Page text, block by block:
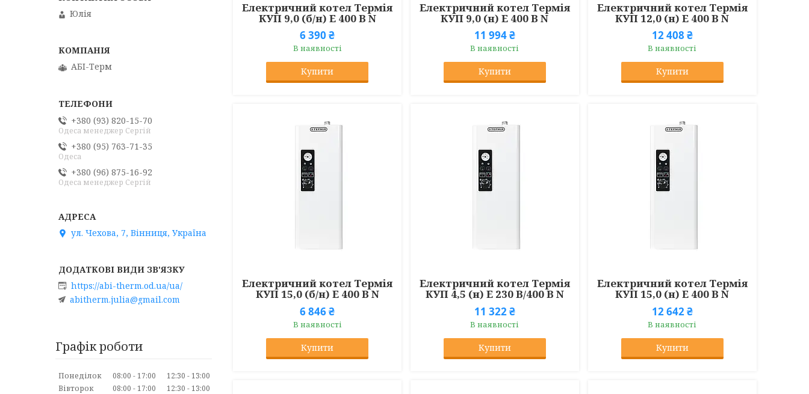
Електричний котел Термія
КУП 9,0 (б/н) Е 400 В N
6 390 ₴
В наявності
Купити
Електричний котел Термія
КУП 9,0 (н) Е 400 В N
11 994 ₴
В наявності
Купити
Електричний котел Термія
КУП 12,0 (н) Е 400 В N
12 408 ₴
В наявності
Купити
Електричний котел Термія
КУП 15,0 (б/н) Е 400 В N
6 846 ₴
В наявності
Купити
Електричний котел Термія
КУП 4,5 (н) Е 230 В/400 В N
11 322 ₴
В наявності
Купити
Електричний котел Термія
КУП 15,0 (н) Е 400 В N
12 642 ₴
В наявності
Купити
Юлія
АБІ-Терм
+380 (93) 820-15-70
Одеса менеджер Сергій
+380 (95) 763-71-35
Одеса
+380 (96) 875-16-92
Одеса менеджер Сергій
ул. Чехова, 7, Вінниця, Україна
https://abi-therm.od.ua/ua/
abitherm.julia@gmail.com
Графік роботи
Понеділок 08:00 17:00 12:30
13:00
Вівторок
08:00 17:00 12:30
13:00